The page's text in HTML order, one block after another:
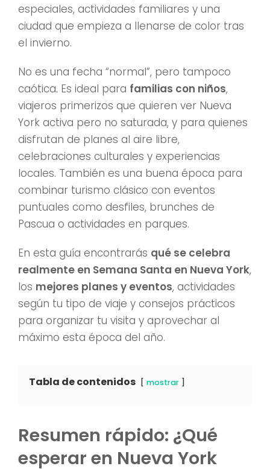
especiales, actividades familiares y una
ciudad que empieza a llenarse de color tras
el invierno.
No es una fecha “normal”, pero tampoco
caótica. Es ideal para familias con niños,
viajeros primerizos que quieren ver Nueva
York activa pero no saturada, y para quienes
disfrutan de planes al aire libre,
celebraciones culturales y experiencias
locales. También es una buena época para
combinar turismo clásico con eventos
puntuales como desfiles, brunches de
Pascua o actividades en parques.
En esta guía encontrarás qué se celebra
realmente en Semana Santa en Nueva York,
los mejores planes y eventos, actividades
según tu tipo de viaje y consejos prácticos
para organizar tu visita y aprovechar al
máximo esta época del año.
Tabla de contenidos mostrar
Resumen rápido: ¿Qué
esperar en Nueva York